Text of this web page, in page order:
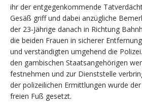
ihr der entgegenkommende
Gesäß griff und dabei anzügliche
der 23-Jährige danach in Richtung
die beiden Frauen in sicherer
und verständigten umgehend die
den gambischen Staatsangehörigen
festnehmen und zur Dienststelle
der polizeilichen Ermittlungen wurde
freien Fuß gesetzt.